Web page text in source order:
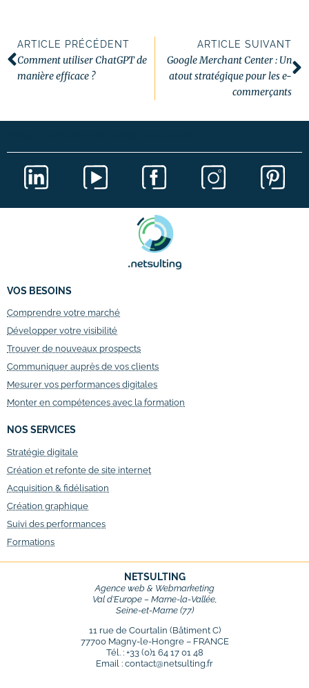
ARTICLE PRÉCÉDENT
Comment utiliser ChatGPT de
manière efficace ?
ARTICLE SUIVANT
Google Merchant Center : Un
atout stratégique pour les e-
commerçants
VOS BESOINS
Comprendre votre marché
Développer votre visibilité
Trouver de nouveaux prospects
Communiquer auprès de vos clients
Mesurer vos performances digitales
Monter en compétences avec la formation
NOS SERVICES
Stratégie digitale
Création et refonte de site internet
Acquisition & fidélisation
Création graphique
Suivi des performances
Formations
NETSULTING
Agence web & Webmarketing
Val d’Europe – Marne-la-Vallée,
Seine-et-Marne (77)
11 rue de Courtalin (Bâtiment C)
77700 Magny-le-Hongre – FRANCE
Tél. : +33 (0)1 64 17 01 48
Email : contact@netsulting.fr